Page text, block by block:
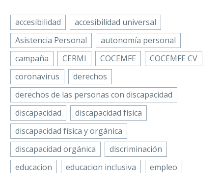
accesibilidad
accesibilidad universal
Asistencia Personal
autonomía personal
campaña
CERMI COCEMFE
COCEMFE CV
coronavirus
derechos
derechos de las personas con discapacidad
discapacidad
discapacidad física
discapacidad física y orgánica
discapacidad orgánica
discriminación
educacion
educacion inclusiva
empleo